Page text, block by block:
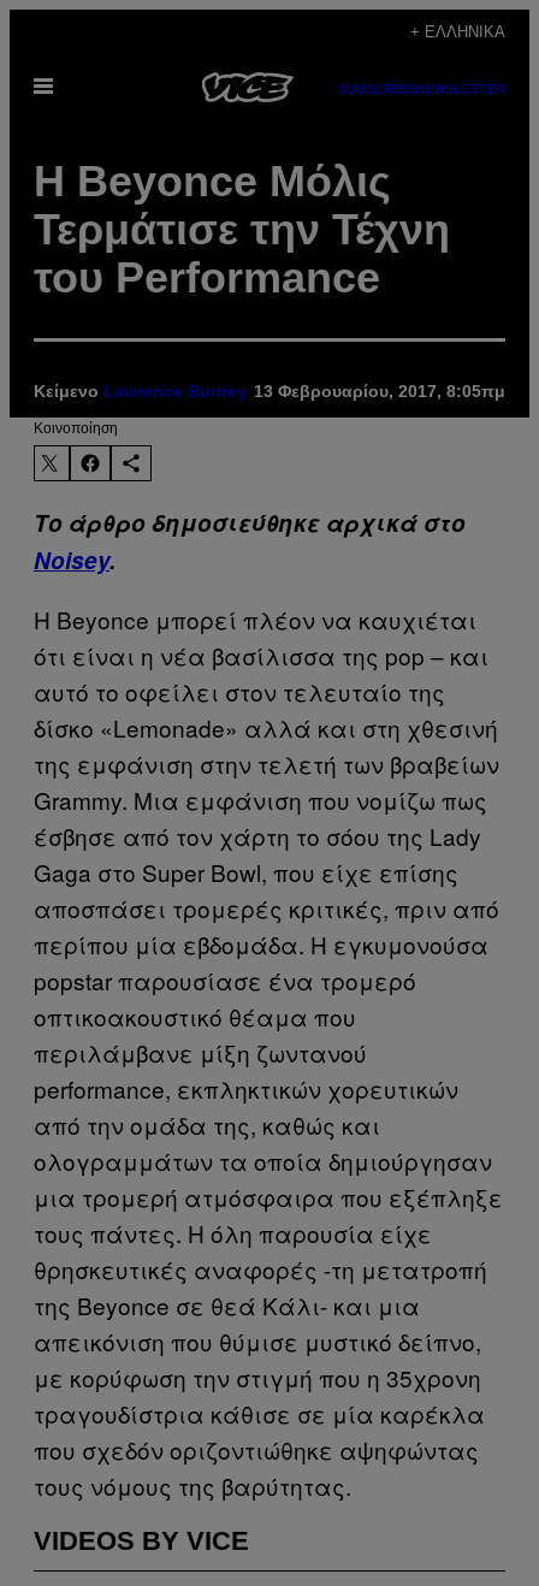
περιεχόμενο
+ ΕΛΛΗΝΙΚΆ
Ανοίξτε
SUBSCRIBENEWSLETTER
H Beyonce Μόλις
Τερμάτισε την Τέχνη
του Performance
Κείμενο Lawrence Burney 13 Φεβρουαρίου, 2017, 8:05πμ
Kοινοποίηση
Το άρθρο δημοσιεύθηκε αρχικά στο
Noisey.
H Beyonce μπορεί πλέον να καυχιέται
ότι είναι η νέα βασίλισσα της pop – και
αυτό το οφείλει στον τελευταίο της
δίσκο «Lemonade» αλλά και στη χθεσινή
της εμφάνιση στην τελετή των βραβείων
Grammy. Μια εμφάνιση που νομίζω πως
έσβησε από τον χάρτη το σόου της Lady
Gaga στο Super Bowl, που είχε επίσης
αποσπάσει τρομερές κριτικές, πριν από
περίπου μία εβδομάδα. Η εγκυμονούσα
popstar παρουσίασε ένα τρομερό
οπτικοακουστικό θέαμα που
περιλάμβανε μίξη ζωντανού
performance, εκπληκτικών χορευτικών
από την ομάδα της, καθώς και
ολογραμμάτων τα οποία δημιούργησαν
μια τρομερή ατμόσφαιρα που εξέπληξε
τους πάντες. Η όλη παρουσία είχε
θρησκευτικές αναφορές -τη μετατροπή
της Beyonce σε θεά Κάλι- και μια
απεικόνιση που θύμισε μυστικό δείπνο,
με κορύφωση την στιγμή που η 35χρονη
τραγουδίστρια κάθισε σε μία καρέκλα
που σχεδόν οριζοντιώθηκε αψηφώντας
τους νόμους της βαρύτητας.
VIDEOS BY VICE